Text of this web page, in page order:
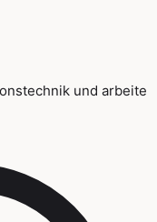
und arbeite